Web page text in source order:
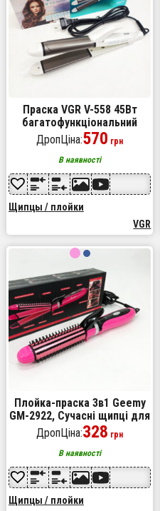
Праска VGR V-558 45Вт
багатофункціональний
випрямляч для волосся
ДропЦіна:570 грн
В наявності
Щипцы / плойки
VGR
Плойка-праска 3в1 Geemy
GM-2922, Сучасні щипці для
завивки волосся, Прилад
для завивки Pink
ДропЦіна:328 грн
В наявності
Щипцы / плойки